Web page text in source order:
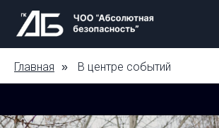
Главная » В центре событий